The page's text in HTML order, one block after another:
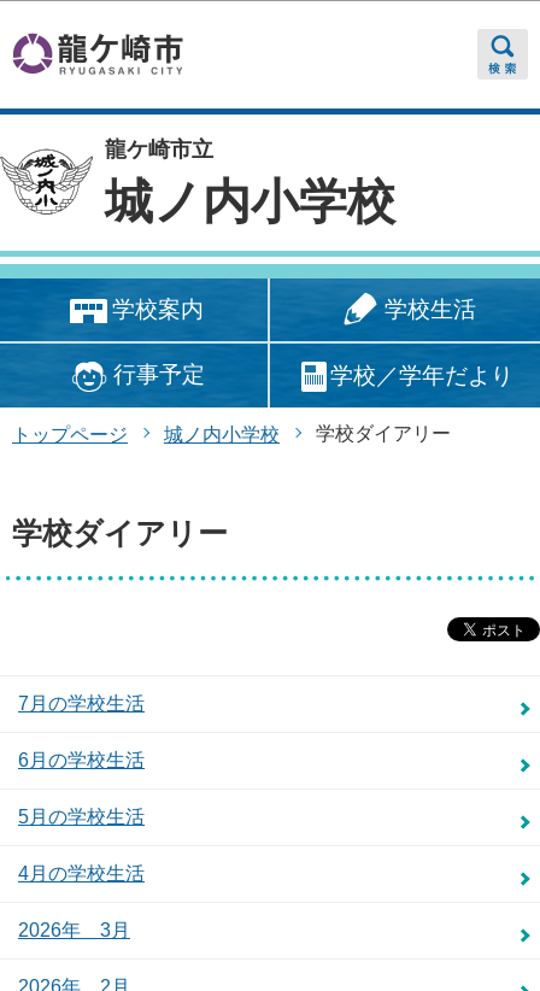
龍ケ崎市立
城ノ内小学校
学校案内 学校生活
行事予定 学校／学年だより
トップページ 城ノ内小学校 学校ダイアリー
学校ダイアリー
7月の学校生活
6月の学校生活
5月の学校生活
4月の学校生活
2026年 3月
2026年 2月